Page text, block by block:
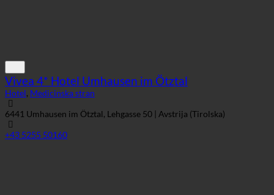
Vivea 4* Hotel Umhausen im Ötztal
Hotel, Medicinska stran
6441 Umhausen im Ötztal, Lehgasse 50 | Avstrija (Tirolska)
+43 5255 50160